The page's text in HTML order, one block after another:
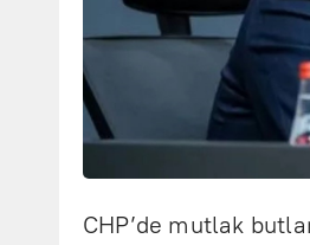
CHP’de mutlak